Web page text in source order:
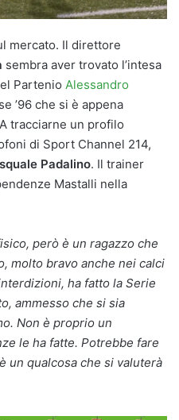
mercato. Il direttore
sembra aver trovato l’intesa
Partenio Alessandro
’96 che si è appena
tracciarne un profilo
di Sport Channel 214,
Padalino. Il trainer
Mastalli nella
però è un ragazzo che
molto bravo anche nei calci
ha fatto la Serie
ammesso che si sia
Non è proprio un
le ha fatte. Potrebbe fare
un qualcosa che si valuterà